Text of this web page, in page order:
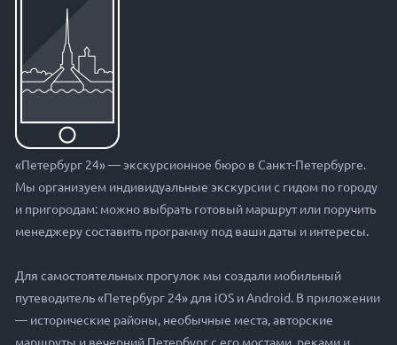
«Петербург 24» — экскурсионное бюро в Санкт-Петербурге.
Мы организуем индивидуальные экскурсии с гидом по городу
и пригородам: можно выбрать готовый маршрут или поручить
менеджеру составить программу под ваши даты и интересы.
Для самостоятельных прогулок мы создали мобильный
путеводитель «Петербург 24» для iOS и Android. В приложении
— исторические районы, необычные места, авторские
маршруты и вечерний Петербург с его мостами, реками и